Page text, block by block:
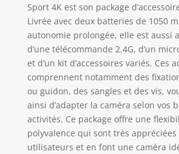
Sport 4K est son package
Livrée avec deux batteries de 1050
autonomie prolongée, elle est aussi
d’une télécommande 2.4G, d’un
et d’un kit d’accessoires variés. Ces
comprennent notamment des
ou guidon, des sangles et des vis,
ainsi d’adapter la caméra selon vos
activités. Ce package offre une
polyvalence qui sont très appréciées
utilisateurs et en font une caméra